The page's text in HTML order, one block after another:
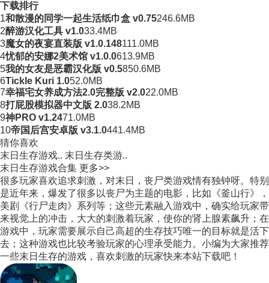
下载排行
1和散漫的同学一起生活纸巾盒 v0.75246.6MB
2醉游汉化工具 v1.033.4MB
3魔女的夜宴直装版 v1.0.148111.0MB
4忧郁的安娜2美术馆 v1.0.0613.9MB
5我的女友是恶霸汉化版 v0.5850.6MB
6Tickle Kuri 1.052.0MB
7幸福宅女养成方法2.0完整版 v2.022.0MB
8打屁股模拟器中文版 2.038.2MB
9神PRO v1.2471.0MB
10帝国后宫安卓版 v3.1.0441.4MB
猜你喜欢
末日生存游戏.. 末日生存类游..
末日生存游戏合集 更多>>
很多玩家喜欢追求刺激，对末日，丧尸类游戏情有独钟呀。特别
是近年来，爆发了很多以丧尸为主题的电影，比如《釜山行》，
美剧《行尸走肉》系列等；这些元素融入游戏中，确实给玩家带
来视觉上的冲击，大大的刺激着玩家，使你的肾上腺素飙升；在
游戏中，玩家需要展示自己高超的生存技巧唯一的目标就是活下
去；这种游戏也比较考验玩家的心理承受能力。小编为大家推荐
一些末日生存的游戏，喜欢刺激的玩家快来本站下载吧！